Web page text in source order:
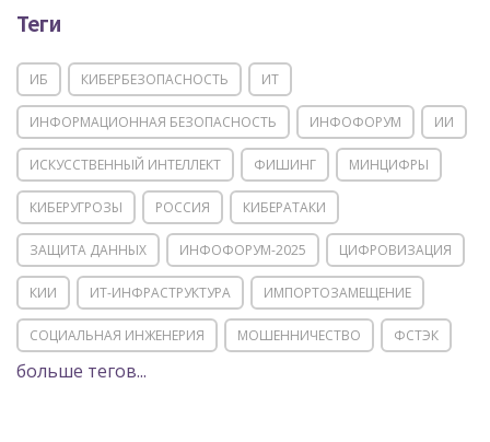
Теги
ИБ КИБЕРБЕЗОПАСНОСТЬ ИТ
ИНФОРМАЦИОННАЯ БЕЗОПАСНОСТЬ ИНФОФОРУМ ИИ
ИСКУССТВЕННЫЙ ИНТЕЛЛЕКТ ФИШИНГ МИНЦИФРЫ
КИБЕРУГРОЗЫ РОССИЯ КИБЕРАТАКИ
ЗАЩИТА ДАННЫХ ИНФОФОРУМ-2025 ЦИФРОВИЗАЦИЯ
КИИ ИТ-ИНФРАСТРУКТУРА ИМПОРТОЗАМЕЩЕНИЕ
СОЦИАЛЬНАЯ ИНЖЕНЕРИЯ МОШЕННИЧЕСТВО ФСТЭК
POSITIVE TECHNOLOGIES
больше тегов...